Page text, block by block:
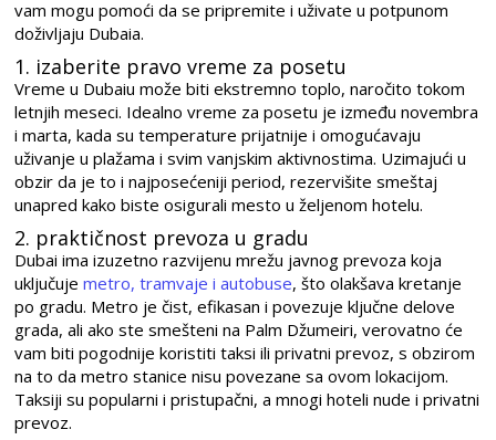
vam mogu pomoći da se pripremite i uživate u potpunom
doživljaju Dubaia.
1. izaberite pravo vreme za posetu
Vreme u Dubaiu može biti ekstremno toplo, naročito tokom
letnjih meseci. Idealno vreme za posetu je između novembra
i marta, kada su temperature prijatnije i omogućavaju
uživanje u plažama i svim vanjskim aktivnostima. Uzimajući u
obzir da je to i najposećeniji period, rezervišite smeštaj
unapred kako biste osigurali mesto u željenom hotelu.
2. praktičnost prevoza u gradu
Dubai ima izuzetno razvijenu mrežu javnog prevoza koja
uključuje metro, tramvaje i autobuse, što olakšava kretanje
po gradu. Metro je čist, efikasan i povezuje ključne delove
grada, ali ako ste smešteni na Palm Džumeiri, verovatno će
vam biti pogodnije koristiti taksi ili privatni prevoz, s obzirom
na to da metro stanice nisu povezane sa ovom lokacijom.
Taksiji su popularni i pristupačni, a mnogi hoteli nude i privatni
prevoz.